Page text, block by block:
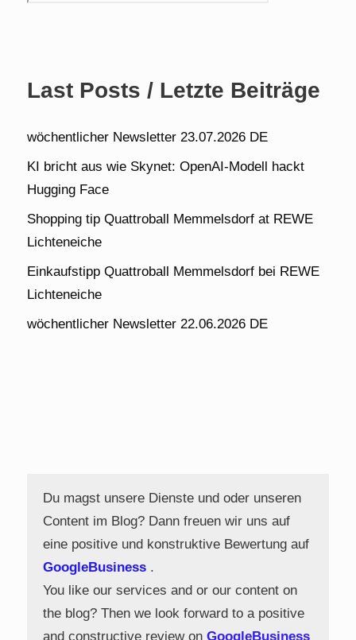
Last Posts / Letzte Beiträge
wöchentlicher Newsletter 23.07.2026 DE
KI bricht aus wie Skynet: OpenAI-Modell hackt
Hugging Face
Shopping tip Quattroball Memmelsdorf at REWE
Lichteneiche
Einkaufstipp Quattroball Memmelsdorf bei REWE
Lichteneiche
wöchentlicher Newsletter 22.06.2026 DE
Du magst unsere Dienste und oder unseren
Content im Blog? Dann freuen wir uns auf
eine positive und konstruktive Bewertung auf
GoogleBusiness .
You like our services and or our content on
the blog? Then we look forward to a positive
and constructive review on GoogleBusiness